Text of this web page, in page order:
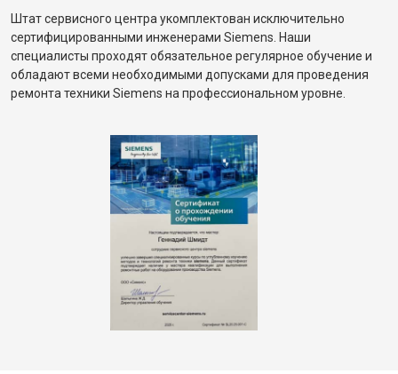
Штат сервисного центра укомплектован исключительно
сертифицированными инженерами Siemens. Наши
специалисты проходят обязательное регулярное обучение и
обладают всеми необходимыми допусками для проведения
ремонта техники Siemens на профессиональном уровне.